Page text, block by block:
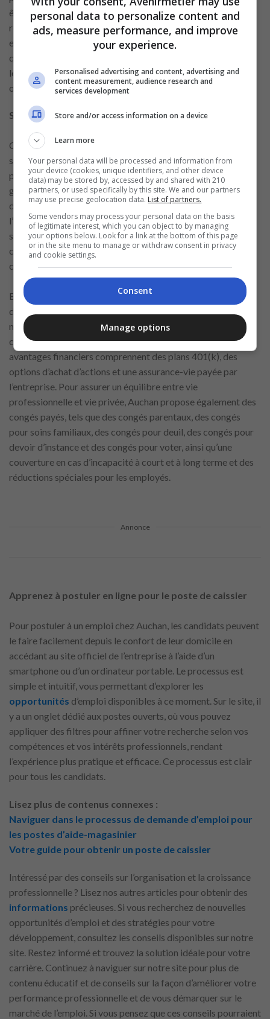
être et la croissance de ses employés. Avec des unités
réparties dans plusieurs pays, l’engagement de l’entreprise
envers la diversité et l’inclusion se reflète dans ses pratiques
quotidiennes et dans la manière dont elle s’efforce d’intégrer
les valeurs de respect et d’égalité dans l’ensemble de ses
opérations.
Salaire compétitif et avantages offerts par Auchan
Chez Auchan, les employés au poste de caissier reçoivent un
salaire horaire compétitif, variant de 14,00 $ à 26,00 $. En
plus du salaire de base, les employés ont la possibilité de
gagner une rémunération supplémentaire grâce à des primes
de
performance, qui peuvent varier de 0,35 $ à 3,00 $ de
l’heure, selon leur performance et les circonstances
spécifiques. Cela constitue une excellente opportunité pour
ceux qui excellent dans leurs rôles d’augmenter
considérablement leurs revenus.
En plus du salaire, Auchan offre un ensemble complet
d’avantages conçu pour promouvoir le bien-être physique,
mental et
de ses employés. Les avantages de santé
comprennent la couverture médicale, visuelle et dentaire. Les
avantages financiers comprennent des plans 401(k), des
options d’achat d’actions et une assurance-vie payée par
l’entreprise. Pour assurer un équilibre entre vie
professionnelle et vie privée, Auchan propose également des
congés payés, tels que des congés parentaux, des congés
pour soins familiaux, des congés pour deuil, des congés pour
devoir d’instance et des congés pour voter, ainsi qu’une
couverture en cas d’incapacité à court et à long terme et des
réductions spéciales pour les employés.
Annonce
Apprenez à postuler en ligne pour le poste de caissier
Pour postuler à un emploi chez Auchan, les candidats peuvent
le faire facilement depuis le confort de leur domicile en
accédant au site officiel de l’entreprise à l’aide d’un
smartphone ou d’un ordinateur portable. Le processus est
simple et intuitif, vous permettant d’explorer les
opportunités d’emploi disponibles à ce moment. Sur le site, il
y a un onglet dédié aux postes ouverts, où vous pouvez
appliquer des filtres pour affiner votre recherche selon vos
compétences et vos intérêts professionnels, rendant
l’expérience plus pratique et efficace. Ce processus est clair
pour tous les candidats.
Lisez plus de contenus connexes :
Naviguer dans le processus de demande d’emploi pour
les postes d’aide-magasinier
Votre guide pour obtenir un poste de caissier
Intéressé par des conseils sur l’organisation et la croissance
professionnelle ? Lisez nos autres articles pour obtenir des
informations précieuses. Si vous recherchez de nouvelles
opportunités d’emploi et des stratégies pour votre
développement, consultez les conseils disponibles sur notre
site. Restez informé et trouvez la solution idéale pour votre
carrière. Continuez à naviguer sur notre site pour plus de
contenu éducatif et de conseils sur la façon d’améliorer votre
performance professionnelle et de vous démarquer sur le
marché de l’emploi. Si vous pensez que ces conseils pourraient
personal data to personalize content and
ads, measure performance, and improve
your experience.
Personalised advertising and content, advertising and
content measurement, audience research and
services development
Store and/or access information on a device
Learn more
Your personal data will be processed and information from
your device (cookies, unique identifiers, and other device
data) may be stored by, accessed by and shared with 210
partners, or used specifically by this site. We and our partners
may use precise geolocation data. List of partners.
Some vendors may process your personal data on the basis
of legitimate interest, which you can object to by managing
your options below. Look for a link at the bottom of this page
or in the site menu to manage or withdraw consent in privacy
and cookie settings.
Consent
Manage options